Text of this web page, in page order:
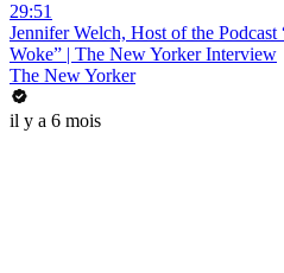
29:51
Jennifer Welch, Host of the
Woke” | The New Yorker Interview
The New Yorker
il y a 6 mois